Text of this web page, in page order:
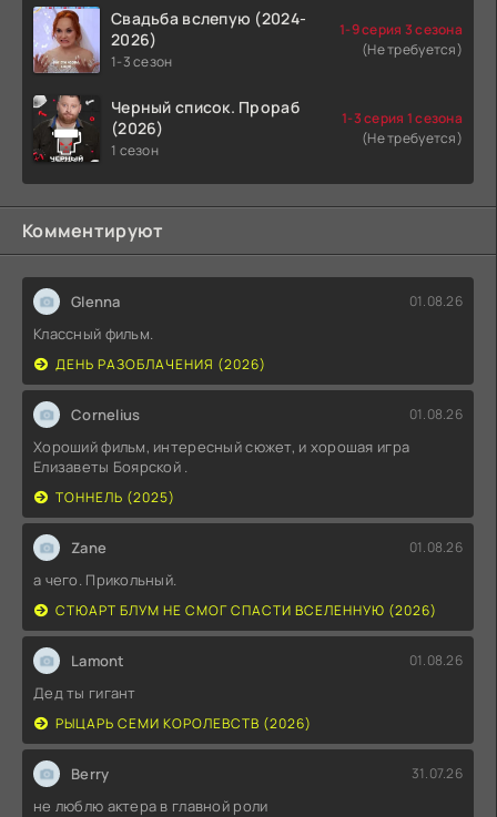
Свадьба вслепую (2024-
2026)
1-3 сезон
1-9 серия 3 сезона
(Не требуется)
Черный список. Прораб
(2026)
1 сезон
1-3 серия 1 сезона
(Не требуется)
Комментируют
Glenna 01.08.26
Классный фильм.
ДЕНЬ РАЗОБЛАЧЕНИЯ (2026)
Cornelius 01.08.26
Хороший фильм, интересный сюжет, и хорошая игра
Елизаветы Боярской .
ТОННЕЛЬ (2025)
Zane 01.08.26
а чего. Прикольный.
СТЮАРТ БЛУМ НЕ СМОГ СПАСТИ ВСЕЛЕННУЮ (2026)
Lamont 01.08.26
Дед ты гигант
РЫЦАРЬ СЕМИ КОРОЛЕВСТВ (2026)
Berry 31.07.26
не люблю актера в главной роли